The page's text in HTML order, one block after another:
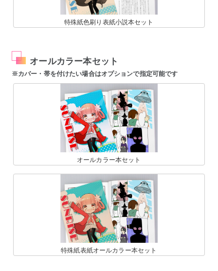
特殊紙色刷り表紙小説本セット
オールカラー本セット
※カバー・帯を付けたい場合はオプションで指定可能です
オールカラー本セット
特殊紙表紙オールカラー本セット